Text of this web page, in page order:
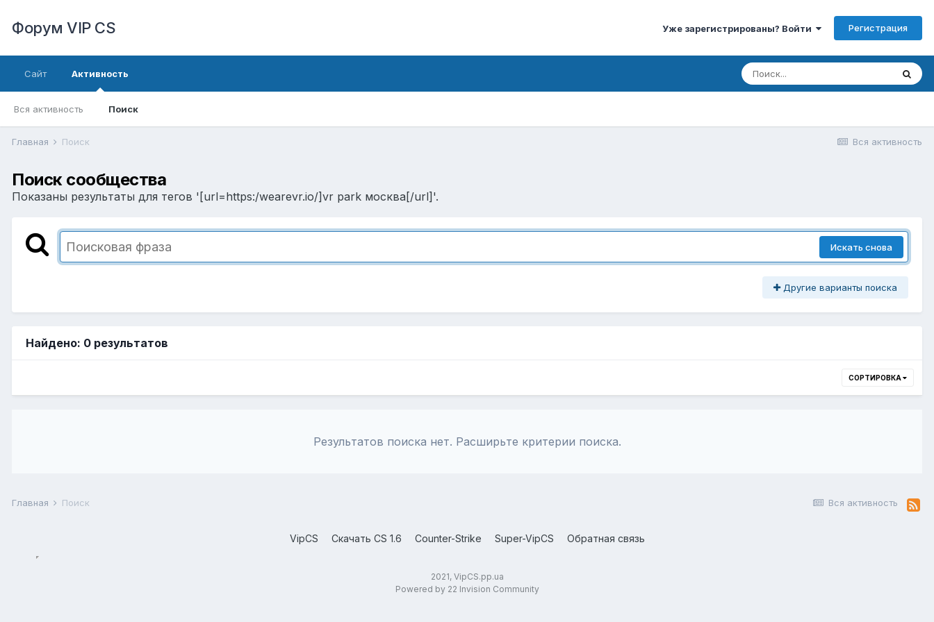
Форум VIP CS Уже зарегистрированы? Войти Регистрация
Сайт Активность
Вся активность Поиск
Вся активность
Главная Поиск
Поиск сообщества
Показаны результаты для тегов '[url=https:/wearevr.io/]vr park москва[/url]'.
Искать снова
Другие варианты поиска
Найдено: 0 результатов
СОРТИРОВКА
Результатов поиска нет. Расширьте критерии поиска.
Вся активность
Главная Поиск
VipCS Скачать CS 1.6 Counter-Strike Super-VipCS Обратная связь
2021, VipCS.pp.ua
Powered by 22 Invision Community